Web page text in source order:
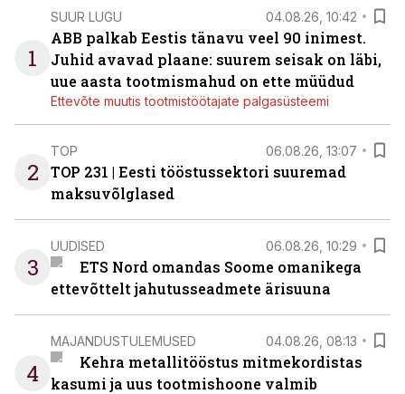
1
SUUR LUGU 04.08.26, 10:42
ABB palkab Eestis tänavu veel 90 inimest.
Juhid avavad plaane: suurem seisak on läbi,
uue aasta tootmismahud on ette müüdud
Ettevõte muutis tootmistöötajate palgasüsteemi
2
TOP 06.08.26, 13:07
TOP 231 | Eesti tööstussektori suuremad
maksuvõlglased
3
UUDISED 06.08.26, 10:29
ETS Nord omandas Soome omanikega
ettevõttelt jahutusseadmete ärisuuna
4
MAJANDUSTULEMUSED 04.08.26, 08:13
Kehra metallitööstus mitmekordistas
kasumi ja uus tootmishoone valmib